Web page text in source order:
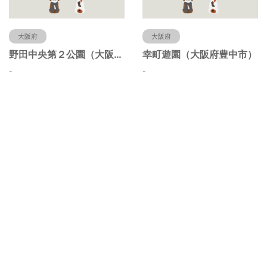
大阪府
野田中央第２公園（大阪府豊中市）
-
大阪府
幸町遊園（大阪府豊中市）
-